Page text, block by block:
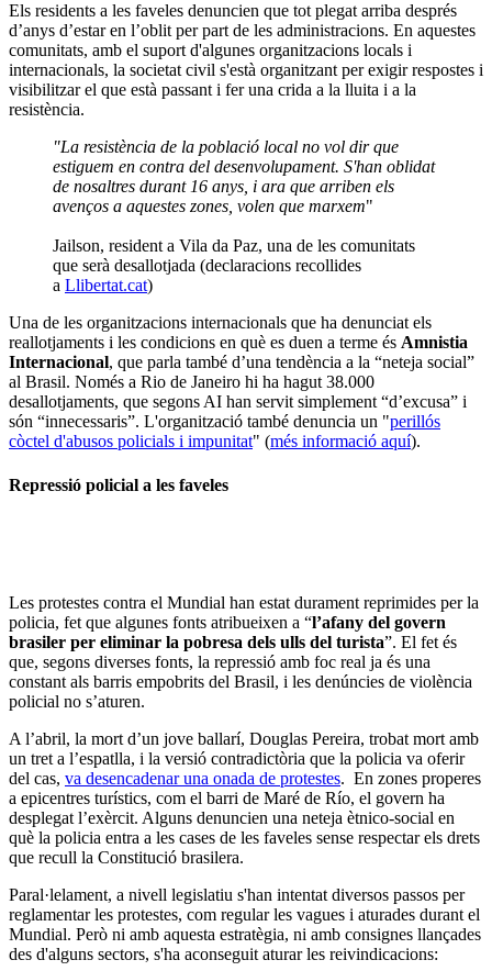
Els residents a les faveles denuncien que tot plegat arriba després
d’anys d’estar en l’oblit per part de les administracions. En aquestes
comunitats, amb el suport d'algunes organitzacions locals i
internacionals, la societat civil s'està organitzant per exigir respostes i
visibilitzar el que està passant i fer una crida a la lluita i a la
resistència.
"La resistència de la població local no vol dir que
estiguem en contra del desenvolupament. S'han oblidat
de nosaltres durant 16 anys, i ara que arriben els
avenços a aquestes zones, volen que marxem"
Jailson, resident a Vila da Paz, una de les comunitats
que serà desallotjada (declaracions recollides
a Llibertat.cat)
Una de les organitzacions internacionals que ha denunciat els
reallotjaments i les condicions en què es duen a terme és Amnistia
Internacional, que parla també d’una tendència a la “neteja social”
al Brasil. Només a Rio de Janeiro hi ha hagut 38.000
desallotjaments, que segons AI han servit simplement “d’excusa” i
són “innecessaris”. L'organització també denuncia un "perillós
còctel d'abusos policials i impunitat" (més informació aquí).
Repressió policial a les faveles
Les protestes contra el Mundial han estat durament reprimides per la
policia, fet que algunes fonts atribueixen a “l’afany del govern
brasiler per eliminar la pobresa dels ulls del turista”. El fet és
que, segons diverses fonts, la repressió amb foc real ja és una
constant als barris empobrits del Brasil, i les denúncies de violència
policial no s’aturen.
A l’abril, la mort d’un jove ballarí, Douglas Pereira, trobat mort amb
un tret a l’espatlla, i la versió contradictòria que la policia va oferir
del cas, va desencadenar una onada de protestes. En zones properes
a epicentres turístics, com el barri de Maré de Río, el govern ha
desplegat l’exèrcit. Alguns denuncien una neteja ètnico-social en
què la policia entra a les cases de les faveles sense respectar els drets
que recull la Constitució brasilera.
Paral·lelament, a nivell legislatiu s'han intentat diversos passos per
reglamentar les protestes, com regular les vagues i aturades durant el
Mundial. Però ni amb aquesta estratègia, ni amb consignes llançades
des d'alguns sectors, s'ha aconseguit aturar les reivindicacions: